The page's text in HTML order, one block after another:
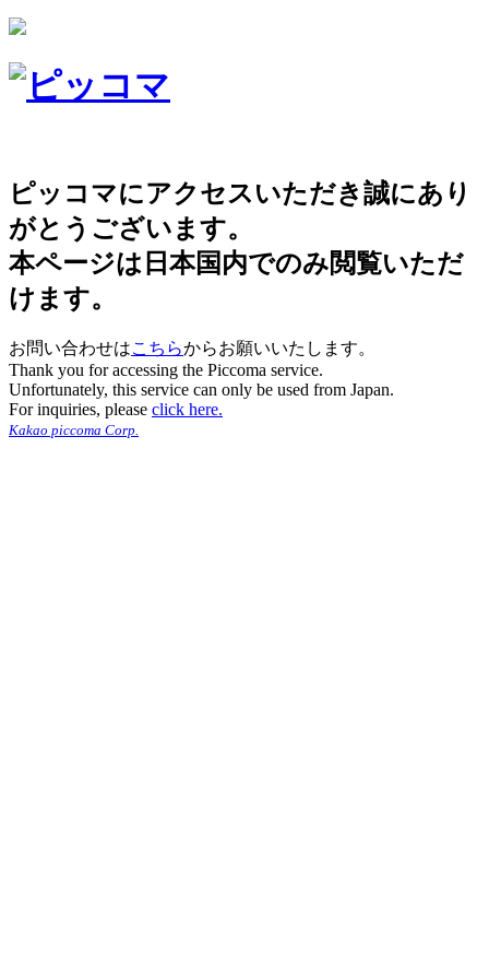
ピッコマにアクセスいただき誠にあり
がとうございます。
本ページは日本国内でのみ閲覧いただ
けます。
お問い合わせはこちらからお願いいたします。
Thank you for accessing the Piccoma service.
Unfortunately, this service can only be used from Japan.
For inquiries, please click here.
Kakao piccoma Corp.